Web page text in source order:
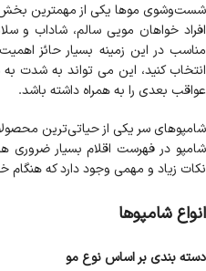
شست‌وشوی موها یکی از مهمترین
افراد خواهان مویی سالم، شاداب و
مناسب در این زمینه بسیار حائز
انتخاب کنید، این می تواند به شدت
عواقب بعدی را به همراه داشته باشد.
شامپوهای سر یکی از حیاتی‌ترین
شامپو در فهرست اقلام بسیار ضروری
نکات زیاد و مهمی وجود دارد که هنگام
انواع شامپوها
دسته بندی بر اساس نوع مو